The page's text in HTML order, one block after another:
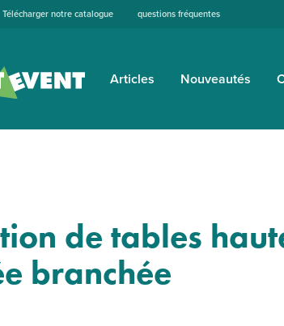
Télécharger notre catalogue questions fréquentes
Articles Nouveautés
de tables
branchée